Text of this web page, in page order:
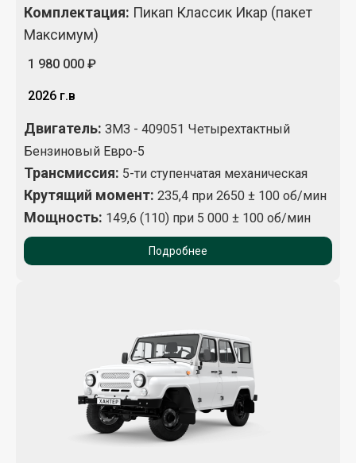
Комплектация: Пикап Классик Икар (пакет
Максимум)
1 980 000 ₽
2026 г.в
Двигатель: ЗМЗ - 409051 Четырехтактный
Бензиновый Евро-5
Трансмиссия: 5-ти ступенчатая механическая
Крутящий момент: 235,4 при 2650 ± 100 об/мин
Мощность: 149,6 (110) при 5 000 ± 100 об/мин
Подробнее